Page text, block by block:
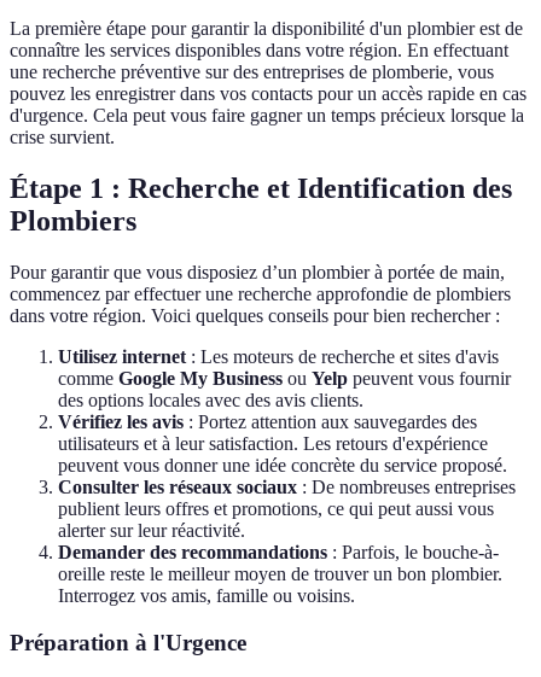
La première étape pour garantir la disponibilité d'un plombier est de
connaître les services disponibles dans votre région. En effectuant
une recherche préventive sur des entreprises de plomberie, vous
pouvez les enregistrer dans vos contacts pour un accès rapide en cas
d'urgence. Cela peut vous faire gagner un temps précieux lorsque la
crise survient.
Étape 1 : Recherche et Identification des
Plombiers
Pour garantir que vous disposiez d’un plombier à portée de main,
commencez par effectuer une recherche approfondie de plombiers
dans votre région. Voici quelques conseils pour bien rechercher :
Utilisez internet : Les moteurs de recherche et sites d'avis
comme Google My Business ou Yelp peuvent vous fournir
des options locales avec des avis clients.
Vérifiez les avis : Portez attention aux sauvegardes des
utilisateurs et à leur satisfaction. Les retours d'expérience
peuvent vous donner une idée concrète du service proposé.
Consulter les réseaux sociaux : De nombreuses entreprises
publient leurs offres et promotions, ce qui peut aussi vous
alerter sur leur réactivité.
Demander des recommandations : Parfois, le bouche-à-
oreille reste le meilleur moyen de trouver un bon plombier.
Interrogez vos amis, famille ou voisins.
Préparation à l'Urgence